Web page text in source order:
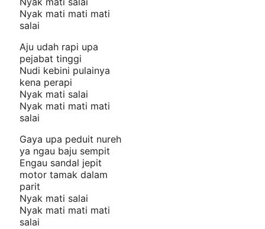
Nyak mati mati mati
salai
Aju udah rapi upa
pejabat tinggi
Nudi kebini pulainya
kena perapi
Nyak mati salai
Nyak mati mati mati
salai
Gaya upa peduit nureh
ya ngau baju sempit
Engau sandal jepit
motor tamak dalam
parit
Nyak mati salai
Nyak mati mati mati
salai